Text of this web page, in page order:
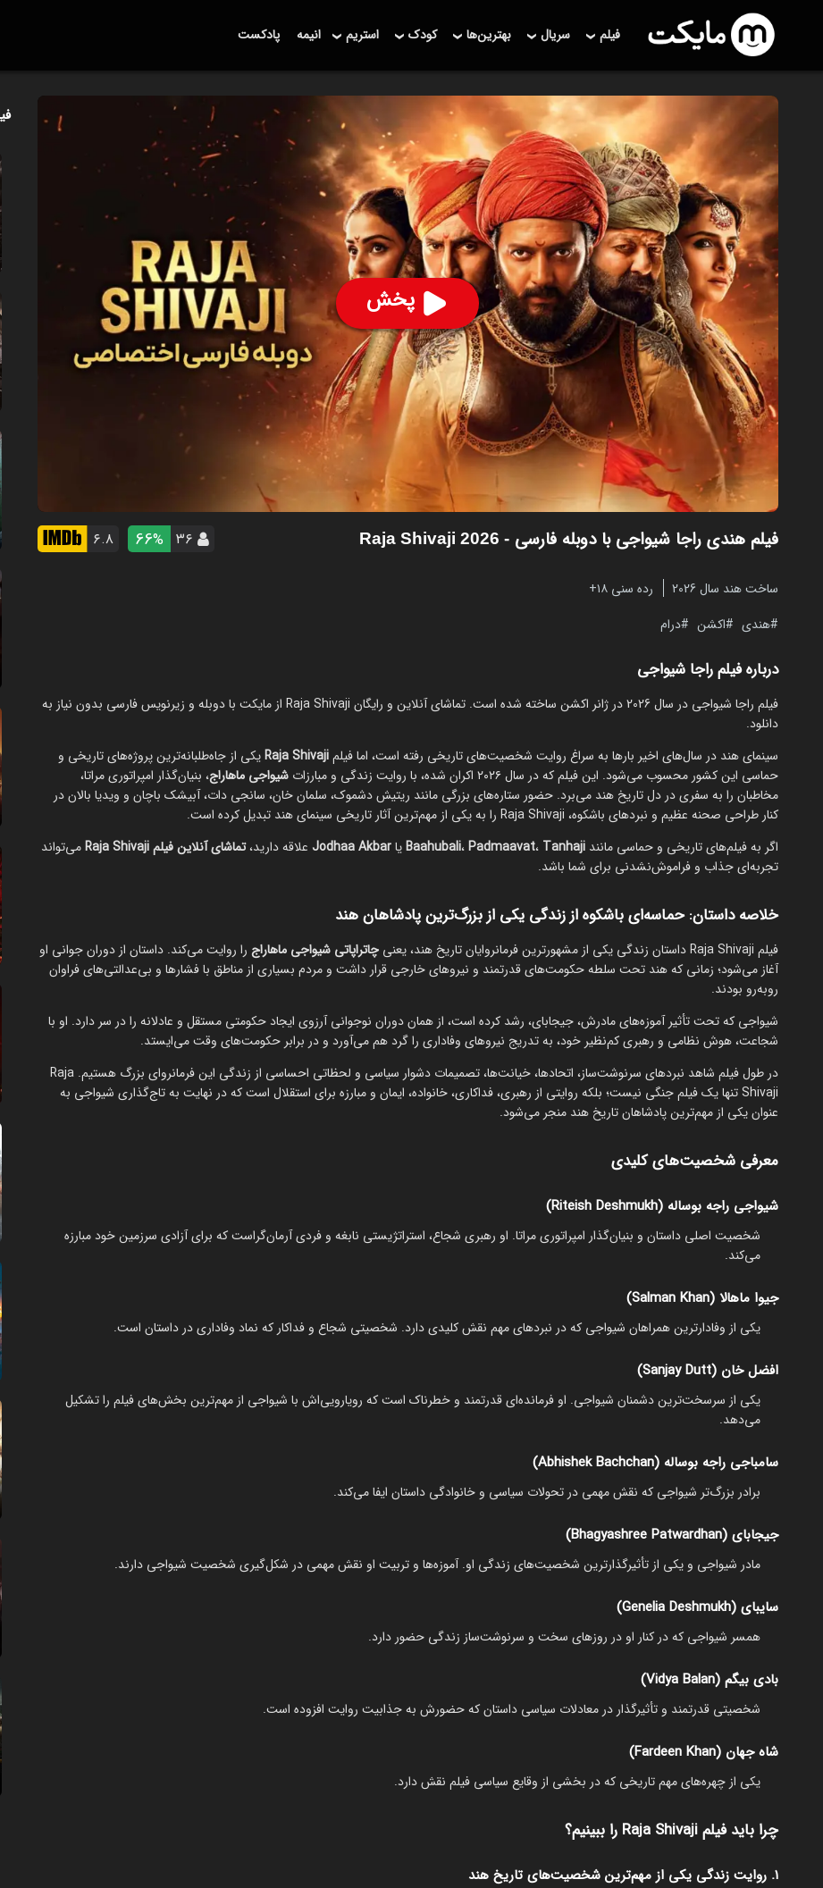
فیلم سریال بهترین‌ها کودک استریم انیمه پادکست
پخش
فیلم هندی راجا شیواجی با دوبله فارسی - Raja Shivaji 2026 ۳۶ 66% ۶.۸
ساخت هند سال 2026
رده سنی ۱۸+
هندی
اکشن درام
درباره فیلم راجا شیواجی
فیلم راجا شیواجی در سال 2026 در ژانر اکشن ساخته شده است. تماشای آنلاین و رایگان Raja Shivaji از مایکت با دوبله و زیرنویس فارسی بدون نیاز به
دانلود.
سینمای هند در سال‌های اخیر بارها به سراغ روایت شخصیت‌های تاریخی رفته است، اما فیلمRaja Shivajiیکی از جاه‌طلبانه‌ترین پروژه‌های تاریخی و
حماسی این کشور محسوب می‌شود. این فیلم که در سال ۲۰۲۶ اکران شده، با روایت زندگی و مبارزات
شیواجی ماهاراج، بنیان‌گذار امپراتوری مراتا،
مخاطبان را به سفری در دل تاریخ هند می‌برد. حضور ستاره‌های بزرگی مانند ریتیش دشموک، سلمان خان، سانجی دات، آبیشک باچان و ویدیا بالان در
کنار طراحی صحنه عظیم و نبردهای باشکوه، Raja Shivaji را به یکی از مهم‌ترین آثار تاریخی سینمای هند تبدیل کرده است.
اگر به فیلم‌های تاریخی و حماسی مانند
Baahubali،Padmaavat، Tanhaji یاJodhaa Akbar علاقه دارید،تماشای آنلاین فیلم Raja Shivaji
می‌تواند
تجربه‌ای جذاب و فراموش‌نشدنی برای شما باشد.
خلاصه داستان: حماسه‌ای باشکوه از زندگی یکی از بزرگ‌ترین پادشاهان هند
فیلم Raja Shivaji داستان زندگی یکی از مشهورترین فرمانروایان تاریخ هند، یعنی چاتراپاتی شیواجی ماهاراج را روایت می‌کند. داستان از دوران جوانی او
آغاز می‌شود؛ زمانی که هند تحت سلطه حکومت‌های قدرتمند و نیروهای خارجی قرار داشت و مردم بسیاری از مناطق با فشارها و بی‌عدالتی‌های فراوان
روبه‌رو بودند.
شیواجی که تحت تأثیر آموزه‌های مادرش، جیجابای، رشد کرده است، از همان دوران نوجوانی آرزوی ایجاد حکومتی مستقل و عادلانه را در سر دارد. او با
شجاعت، هوش نظامی و رهبری کم‌نظیر خود، به تدریج نیروهای وفاداری را گرد هم می‌آورد و در برابر حکومت‌های وقت می‌ایستد.
در طول فیلم شاهد نبردهای سرنوشت‌ساز، اتحادها، خیانت‌ها، تصمیمات دشوار سیاسی و لحظاتی احساسی از زندگی این فرمانروای بزرگ هستیم. Raja
Shivaji تنها یک فیلم جنگی نیست؛ بلکه روایتی از رهبری، فداکاری، خانواده، ایمان و مبارزه برای استقلال است که در نهایت به تاج‌گذاری شیواجی به
عنوان یکی از مهم‌ترین پادشاهان تاریخ هند منجر می‌شود.
معرفی شخصیت‌های کلیدی
شیواجی راجه بوساله (Riteish Deshmukh)
شخصیت اصلی داستان و بنیان‌گذار امپراتوری مراتا. او رهبری شجاع، استراتژیستی نابغه و فردی آرمان‌گراست که برای آزادی سرزمین خود مبارزه
می‌کند.
جیوا ماهالا (Salman Khan)
یکی از وفادارترین همراهان شیواجی که در نبردهای مهم نقش کلیدی دارد. شخصیتی شجاع و فداکار که نماد وفاداری در داستان است.
افضل خان (Sanjay Dutt)
یکی از سرسخت‌ترین دشمنان شیواجی. او فرمانده‌ای قدرتمند و خطرناک است که رویارویی‌اش با شیواجی از مهم‌ترین بخش‌های فیلم را تشکیل
می‌دهد.
سامباجی راجه بوساله (Abhishek Bachchan)
برادر بزرگ‌تر شیواجی که نقش مهمی در تحولات سیاسی و خانوادگی داستان ایفا می‌کند.
جیجابای (Bhagyashree Patwardhan)
مادر شیواجی و یکی از تأثیرگذارترین شخصیت‌های زندگی او. آموزه‌ها و تربیت او نقش مهمی در شکل‌گیری شخصیت شیواجی دارند.
سایبای (Genelia Deshmukh)
همسر شیواجی که در کنار او در روزهای سخت و سرنوشت‌ساز زندگی حضور دارد.
بادی بیگم (Vidya Balan)
شخصیتی قدرتمند و تأثیرگذار در معادلات سیاسی داستان که حضورش به جذابیت روایت افزوده است.
شاه جهان (Fardeen Khan)
یکی از چهره‌های مهم تاریخی که در بخشی از وقایع سیاسی فیلم نقش دارد.
چرا باید فیلم Raja Shivaji را ببینیم؟
۱. روایت زندگی یکی از مهم‌ترین شخصیت‌های تاریخ هند